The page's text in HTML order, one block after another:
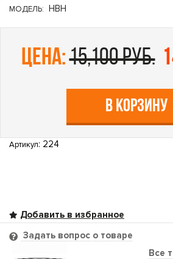
МОДЕЛЬ: HBH
цена:15,100 руб.
В КОРЗИНУ
Артикул: 224
Все
Задать вопрос о товаре